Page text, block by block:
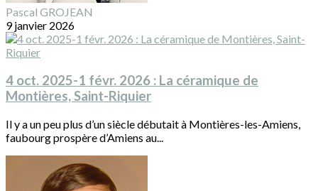
Pascal GROJEAN
9 janvier 2026
4 oct. 2025-1 févr. 2026 : La céramique de
Montières, Saint-Riquier
Il y a un peu plus d’un siècle débutait à Montières-les-Amiens,
faubourg prospère d’Amiens au...